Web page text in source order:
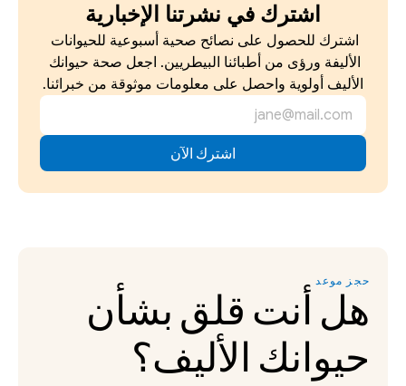
اشترك في نشرتنا الإخبارية
الأليف أولوية واحصل على معلومات موثوقة من خبرائنا.
حجز موعد
حيوانك الأليف؟